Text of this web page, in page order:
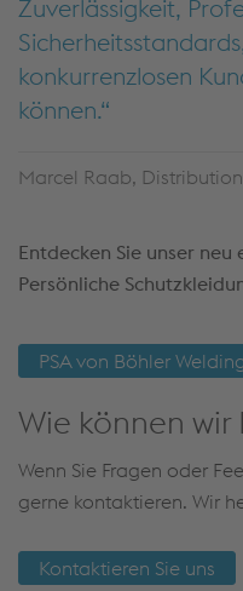
Zuverlässigkeit,
konkurrenzlosen
können.
Marcel Raab,
Entdecken Sie unser
Persönliche
PSA von Böhler
Wie können
Wenn Sie Fragen oder
gerne kontaktieren. Wir
Kontaktieren Sie uns